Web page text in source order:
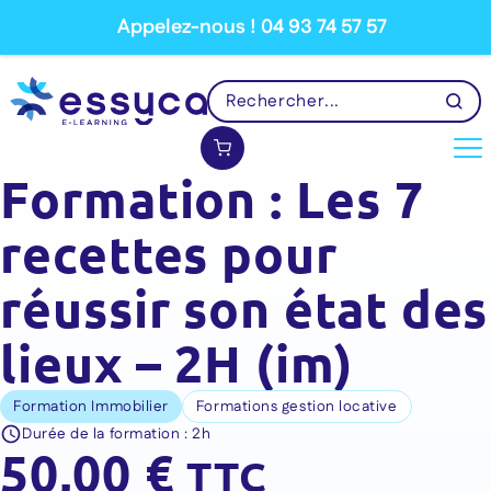
Appelez-nous ! 04 93 74 57 57
Formation : Les 7
recettes pour
réussir son état des
lieux – 2H (im)
Formation Immobilier
Formations gestion locative
Durée de la formation :2h
50,00 € TTC